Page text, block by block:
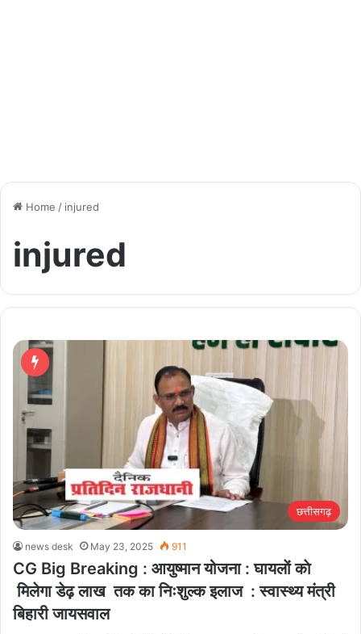
Home / injured
injured
छत्तीसगढ़
news desk May 23, 2025 911
CG Big Breaking : आयुष्मान योजना : घायलाें काे
मिलेगा डेढ़ लाख तक का निःशुल्क इलाज : स्वास्थ्य मंत्री
बिहारी जायसवाल